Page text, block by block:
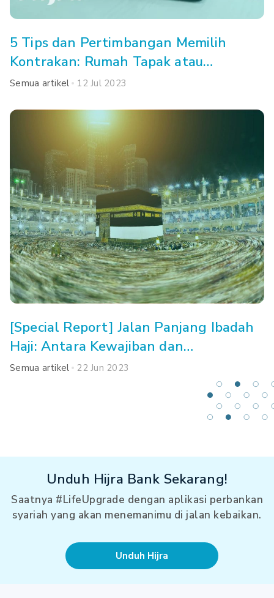
5 Tips dan Pertimbangan Memilih
Kontrakan: Rumah Tapak atau
Apartemen, Ya?
Semua artikel 12 Jul 2023
[Special Report] Jalan Panjang Ibadah
Haji: Antara Kewajiban dan
Kemampuan
Semua artikel 22 Jun 2023
Unduh Hijra Bank Sekarang!
Saatnya #LifeUpgrade dengan aplikasi perbankan
syariah yang akan menemanimu di jalan kebaikan.
Unduh Hijra